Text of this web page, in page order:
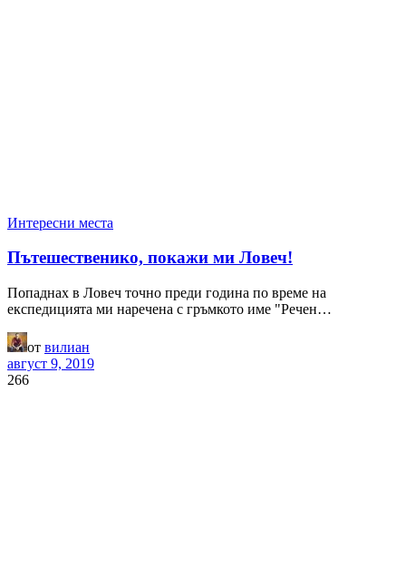
Интересни места
Пътешественико, покажи ми Ловеч!
Попаднах в Ловеч точно преди година по време на
експедицията ми наречена с гръмкото име "Речен…
от вилиан
август 9, 2019
266